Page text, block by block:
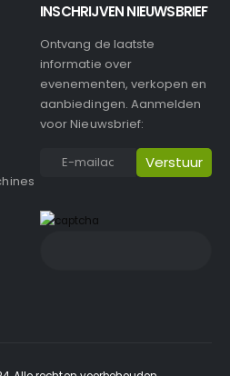
INSCHRIJVEN NIEUWSBRIEF
Ontvang de laatste
informatie over
evenementen, verkopen en
aanbiedingen. Aanmelden
voor Nieuwsbrief: